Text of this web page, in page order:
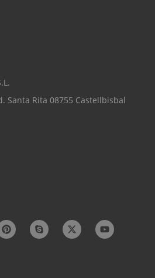
Santa Rita 08755 Castellbisbal